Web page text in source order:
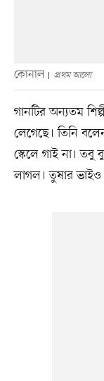
কোনাল প্রথম আলো
গানটির অন্যতম
লেগেছে। তিনি
স্কেলে গাই না। তবু
লাগল। তুষার